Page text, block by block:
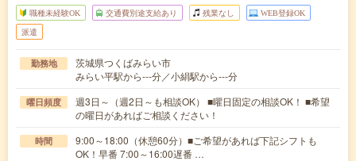
職種未経験OK 交通費別途支給あり 残業なし WEB登録OK
派遣
勤務地
茨城県つくばみらい市
みらい平駅から---分／小絹駅から---分
曜日頻度
週3日～（週2日～も相談OK） ■曜日固定の相談OK！ ■希望
の曜日があればご相談ください！
時間
9:00～18:00（休憩60分）■ご希望があれば下記シフトも
OK！早番 7:00～16:00遅番 …